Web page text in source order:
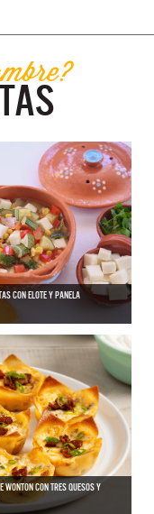
CON ELOTE Y PANELA
WONTON CON TRES QUESOS Y